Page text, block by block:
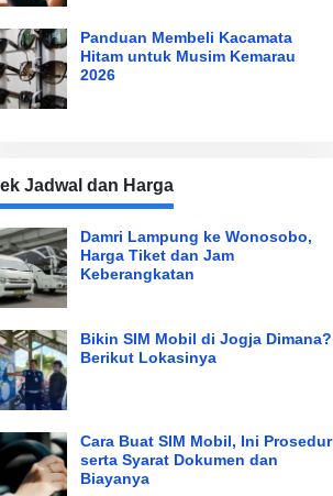
Panduan Membeli Kacamata
Hitam untuk Musim Kemarau
2026
Jadwal dan Harga
Damri Lampung ke Wonosobo,
Harga Tiket dan Jam
Keberangkatan
Bikin SIM Mobil di Jogja Dimana?
Berikut Lokasinya
Cara Buat SIM Mobil, Ini Prosedur
serta Syarat Dokumen dan
Biayanya